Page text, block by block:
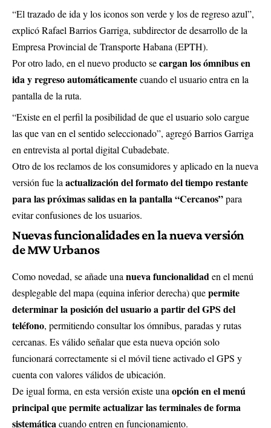
“El trazado de ida y los iconos son verde y los de regreso azul”,
explicó Rafael Barrios Garriga, subdirector de desarrollo de la
Empresa Provincial de Transporte Habana (EPTH).
Por otro lado, en el nuevo producto secargan los ómnibus en
ida y regreso automáticamentecuando el usuario entra en la
pantalla de la ruta.
“Existe en el perfil la posibilidad de que el usuario solo cargue
las que van en el sentido seleccionado”, agregó Barrios Garriga
en entrevista al portal digital Cubadebate.
Otro de los reclamos de los consumidores y aplicado en la nueva
versión fue laactualización del formato del tiempo restante
para las próximas salidas en la pantalla “Cercanos”para
evitar confusiones de los usuarios.
Nuevas funcionalidades en la nueva versión
de MW Urbanos
Como novedad, se añade una nueva funcionalidad en el menú
desplegable del mapa (equina inferior derecha) quepermite
determinar la posición del usuario a partir del GPS del
teléfono, permitiendo consultar los ómnibus, paradas y rutas
cercanas. Es válido señalar que esta nueva opción solo
funcionará correctamente si el móvil tiene activado el GPS y
cuenta con valores válidos de ubicación.
De igual forma, en esta versión existe una opción en el menú
principal que permite actualizar las terminales de forma
sistemática cuando entren en funcionamiento.